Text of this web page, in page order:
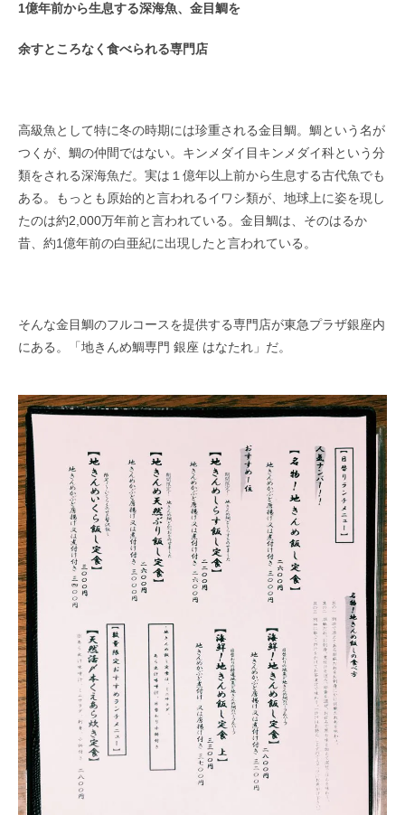
1億年前から生息する深海魚、金目鯛を
余すところなく食べられる専門店
高級魚として特に冬の時期には珍重される金目鯛。鯛という名が
つくが、鯛の仲間ではない。キンメダイ目キンメダイ科という分
類をされる深海魚だ。実は１億年以上前から生息する古代魚でも
ある。もっとも原始的と言われるイワシ類が、地球上に姿を現し
たのは約2,000万年前と言われている。金目鯛は、そのはるか
昔、約1億年前の白亜紀に出現したと言われている。
そんな金目鯛のフルコースを提供する専門店が東急プラザ銀座内
にある。「地きんめ鯛専門 銀座 はなたれ」だ。